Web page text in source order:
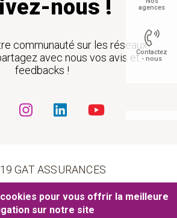
nous !
communauté sur les réseaux
avec nous vos avis et
feedbacks !
GAT ASSURANCES
d’utilisation
agences
Contactez
- nous
pour vous offrir la meilleure
sur notre site